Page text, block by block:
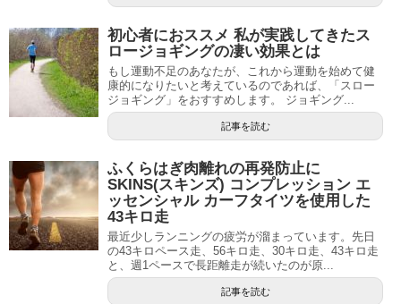
初心者におススメ 私が実践してきたス
ロージョギングの凄い効果とは
もし運動不足のあなたが、これから運動を始めて健
康的になりたいと考えているのであれば、「スロー
ジョギング」をおすすめします。 ジョギング...
記事を読む
ふくらはぎ肉離れの再発防止に
SKINS(スキンズ) コンプレッション エ
ッセンシャル カーフタイツを使用した
43キロ走
最近少しランニングの疲労が溜まっています。先日
の43キロペース走、56キロ走、30キロ走、43キロ走
と、週1ペースで長距離走が続いたのが原...
記事を読む